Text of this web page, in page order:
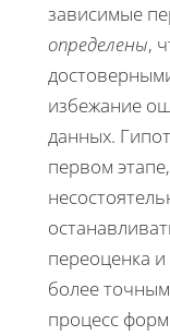
зависимые
определены,
избежание
данных.
первом
переоценка и
более
процесс